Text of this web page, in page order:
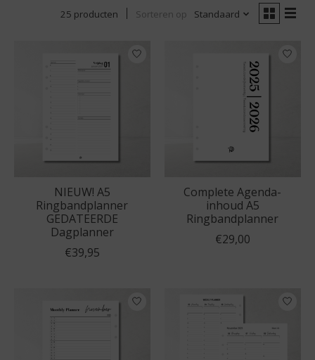
25 producten Sorteren op Standaard
NIEUW! A5
Ringbandplanner
GEDATEERDE
Dagplanner
€39,95
Complete Agenda-
inhoud A5
Ringbandplanner
€29,00